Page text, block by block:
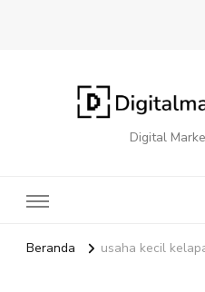
Digital
Beranda usaha kecil